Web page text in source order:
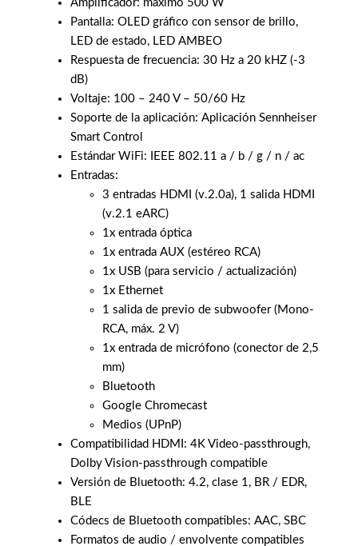
Amplificador: máximo 500 W
Pantalla: OLED gráfico con sensor de brillo,
LED de estado, LED AMBEO
Respuesta de frecuencia: 30 Hz a 20 kHZ (-3
dB)
Voltaje: 100 – 240 V – 50/60 Hz
Soporte de la aplicación: Aplicación Sennheiser
Smart Control
Estándar WiFi: IEEE 802.11 a / b / g / n / ac
Entradas:
3 entradas HDMI (v.2.0a), 1 salida HDMI
(v.2.1 eARC)
1x entrada óptica
1x entrada AUX (estéreo RCA)
1x USB (para servicio / actualización)
1x Ethernet
1 salida de previo de subwoofer (Mono-
RCA, máx. 2 V)
1x entrada de micrófono (conector de 2,5
mm)
Bluetooth
Google Chromecast
Medios (UPnP)
Compatibilidad HDMI: 4K Video-passthrough,
Dolby Vision-passthrough compatible
Versión de Bluetooth: 4.2, clase 1, BR / EDR,
BLE
Códecs de Bluetooth compatibles: AAC, SBC
Formatos de audio / envolvente compatibles